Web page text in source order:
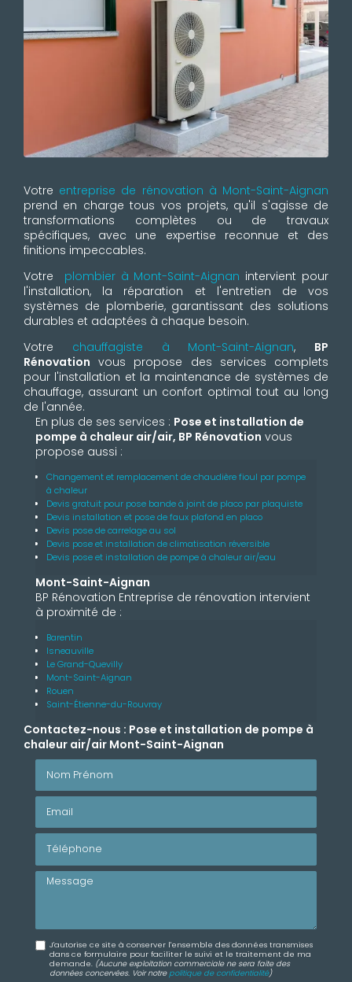
Votre entreprise de rénovation à Mont-Saint-Aignan
prend en charge tous vos projets, qu'il s'agisse de
transformations complètes ou de travaux
spécifiques, avec une expertise reconnue et des
finitions impeccables.
Votre plombier à Mont-Saint-Aignan intervient pour
l'installation, la réparation et l'entretien de vos
systèmes de plomberie, garantissant des solutions
durables et adaptées à chaque besoin.
Votre chauffagiste à Mont-Saint-Aignan, BP
Rénovation vous propose des services complets
pour l'installation et la maintenance de systèmes de
chauffage, assurant un confort optimal tout au long
de l'année.
En plus de ses services : Pose et installation de
pompe à chaleur air/air, BP Rénovation vous
propose aussi :
Changement et remplacement de chaudière fioul par pompe
à chaleur
Devis gratuit pour pose bande à joint de placo par plaquiste
Devis installation et pose de faux plafond en placo
Devis pose de carrelage au sol
Devis pose et installation de climatisation réversible
Devis pose et installation de pompe à chaleur air/eau
Mont-Saint-Aignan
BP Rénovation Entreprise de rénovation intervient
à proximité de :
Barentin
Isneauville
Le Grand-Quevilly
Mont-Saint-Aignan
Rouen
Saint-Étienne-du-Rouvray
Contactez-nous : Pose et installation de pompe à
chaleur air/air Mont-Saint-Aignan
Nom Prénom
Message
J'autorise ce site à conserver l'ensemble des données transmises
dans ce formulaire pour faciliter le suivi et le traitement de ma
demande. (Aucune exploitation commerciale ne sera faite des
données concervées. Voir notre politique de confidentialité)